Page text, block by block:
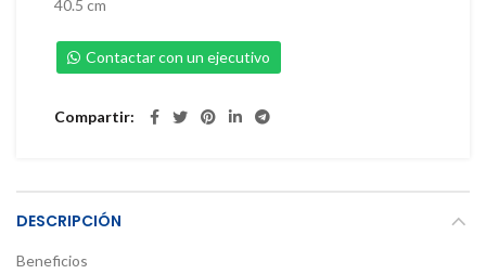
40.5 cm
Contactar con un ejecutivo
Compartir
DESCRIPCIÓN
Beneficios